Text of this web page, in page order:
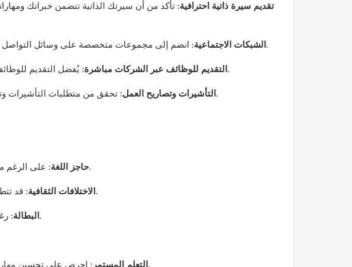
تقديم سيرة ذاتية احترافية: تأكد من أن سيرتك الذاتية تتضمن خبراتك
الشبكات الاجتماعية : انضم إلى مجموعات متخصصة على وسائل التواصل الاجتماعي، حيث يمكنك التواصل مع المحترفين الآخرين في مجالك والاستفادة من الفرص المتاحة.
التقديم للوظائف عبر الشركات مباشرة : يُفضل التقديم للوظائف من خلال المواقع الرسمية للشركات، حيث تكون فرص العمل أحيانًا متاحة فقط عبر تلك القنوات.
التأشيرات وتصاريح العمل : تحقق من متطلبات التأشيرات وتصاريح العمل في إسبانيا، حيث قد تحتاج إلى تأشيرة عمل إذا كنت غير مواطن في الاتحاد الأوروبي.
حاجز اللغة: على الرغم من أن العديد من الشركات تستخدم اللغة الإنجليزية، إلا أن معرفة اللغة الإسبانية يمكن أن تكون ميزة كبيرة.
الاختلافات الثقافية : قد تتطلب الثقافة الإسبانية فهمًا مختلفًا لقواعد العمل والتواصل، لذلك من المهم التكيف مع بيئة العمل الجديدة.
البطالة : رغم تحسن السوق، لا يزال هناك مستوى من البطالة، مما يعني أن المنافسة على الوظائف قد تكون شديدة.
التعلم المستمر : احرص على تحسين مهاراتك ومعرفتك باستمرار. يمكن أن تكون الدورات التدريبية عبر الإنترنت أو حضور ورش العمل مفيدة.